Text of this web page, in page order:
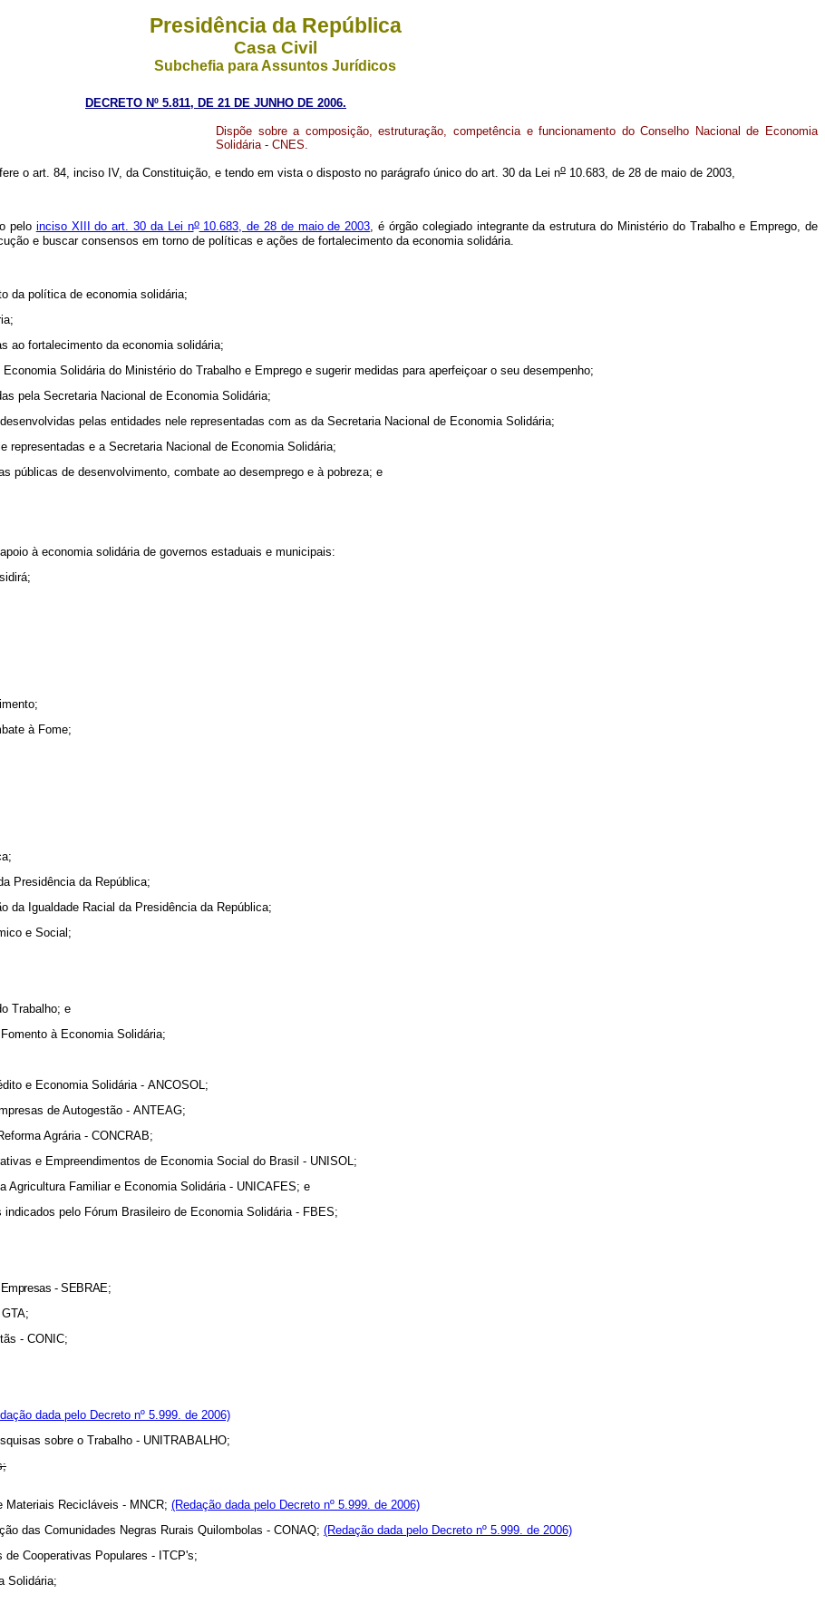
Presidência da República
Casa Civil
Subchefia para Assuntos Jurídicos
DECRETO Nº 5.811, DE 21 DE JUNHO DE 2006.
Dispõe sobre a composição, estruturação, competência e funcionamento do Conselho Nacional de Economia
Solidária - CNES.
o art. 84, inciso IV, da Constituição, e tendo em vista o disposto no parágrafo único do art. 30 da Lei no 10.683, de 28 de maio de 2003,
pelo inciso XIII do art. 30 da Lei no10.683, de 28 de maio de 2003, é órgão colegiado integrante da estrutura do Ministério do Trabalho e Emprego, de
e buscar consensos em torno de políticas e ações de fortalecimento da economia solidária.
da política de economia solidária;
ao fortalecimento da economia solidária;
Solidária do Ministério do Trabalho e Emprego e sugerir medidas para aperfeiçoar o seu desempenho;
pela Secretaria Nacional de Economia Solidária;
pelas entidades nele representadas com as da Secretaria Nacional de Economia Solidária;
e a Secretaria Nacional de Economia Solidária;
públicas de desenvolvimento, combate ao desemprego e à pobreza; e
à economia solidária de governos estaduais e municipais:
à Fome;
Presidência da República;
da Igualdade Racial da Presidência da República;
e Social;
Trabalho; e
à Economia Solidária;
e Economia Solidária - ANCOSOL;
de Autogestão - ANTEAG;
Agrária - CONCRAB;
e Empreendimentos de Economia Social do Brasil - UNISOL;
Agricultura Familiar e Economia Solidária - UNICAFES; e
pelo Fórum Brasileiro de Economia Solidária - FBES;
- SEBRAE;
- CONIC;
dada pelo Decreto nº 5.999. de 2006)
sobre o Trabalho - UNITRABALHO;
Materiais Recicláveis - MNCR; (Redação dada pelo Decreto nº 5.999. de 2006)
das Comunidades Negras Rurais Quilombolas - CONAQ; (Redação dada pelo Decreto nº 5.999. de 2006)
Cooperativas Populares - ITCP's;
Solidária;